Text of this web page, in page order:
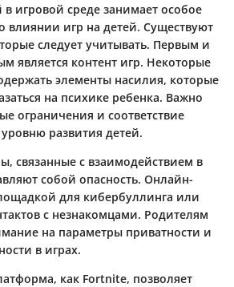
в игровой среде занимает особое
влиянии игр на детей. Существуют
следует учитывать. Первым и
является контент игр. Некоторые
элементы насилия, которые
на психике ребенка. Важно
ограничения и соответствие
развития детей.
связанные с взаимодействием в
собой опасность. Онлайн-
для кибербуллинга или
с незнакомцами. Родителям
на параметры приватности и
в играх.
как Fortnite, позволяет